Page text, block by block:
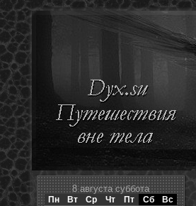
8 августа суббота
Пн Вт Ср Чт Пт Сб
Вс